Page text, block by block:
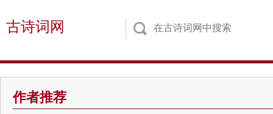
古诗词网
作者推荐